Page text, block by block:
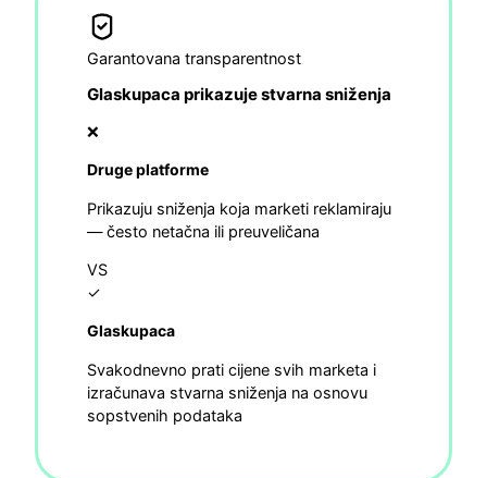
Garantovana transparentnost
Glaskupaca prikazuje stvarna sniženja
❌
Druge platforme
Prikazuju sniženja koja marketi reklamiraju
— često netačna ili preuveličana
VS
✓
Glaskupaca
Svakodnevno prati cijene svih marketa i
izračunava stvarna sniženja na osnovu
sopstvenih podataka